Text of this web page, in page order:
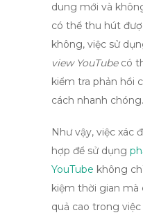
dung mới và
có thể thu hút
không, việc sử
view YouTubecó
kiểm tra phản hồi
cách nhanh chóng.
Như vậy, việc xác
hợp để sử dụng
YouTube không
kiệm thời gian mà
quả cao trong